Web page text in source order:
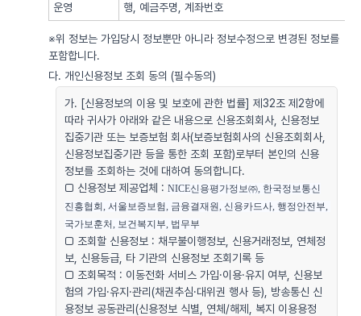
운영
행, 예금주명, 계좌번호
※위 정보는 가입당시 정보뿐만 아니라 정보수정으로 변경된 정보를
포함합니다.
다. 개인신용정보 조회 동의 (필수동의)
가. [신용정보의 이용 및 보호에 관한 법률] 제32조 제2항에
따라 귀사가 아래와 같은 내용으로 신용조회회사, 신용정보
집중기관 또는 보증보험 회사(보증보험회사의 신용조회회사,
신용정보집중기관 등을 통한 조회 포함)로부터 본인의 신용
정보를 조회하는 것에 대하여 동의합니다.
□ 신용정보 제공업체 :NICE신용평가정보㈜, 한국정보통신
진흥협회, 서울보증보험, 금융결재원, 신용카드사, 행정안전부,
국가보훈처, 보건복지부, 법무부
□ 조회할 신용정보 : 채무불이행정보, 신용거래정보, 연체정
보, 신용등급, 타 기관의 신용정보 조회기록 등
□ 조회목적 : 이동전화 서비스 가입·이용·유지 여부, 신용보
험의 가입·유지·관리(채권추심·대위권 행사 등), 방송통신 신
용정보 공동관리(신용정보 식별, 연체/해제, 복지 이용용정